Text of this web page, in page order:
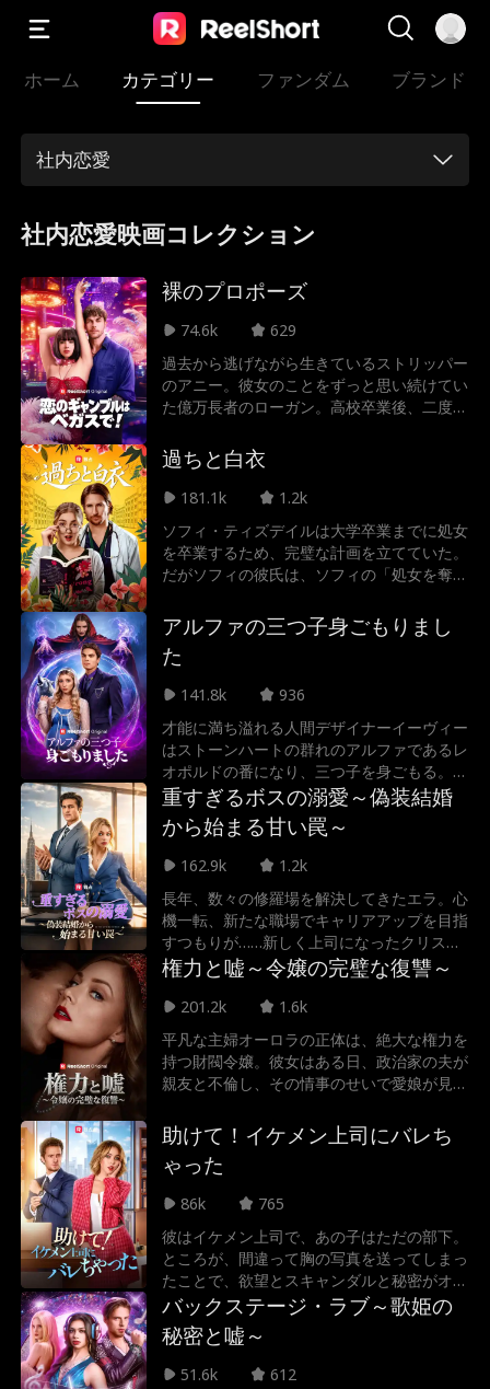
ホーム カテゴリー ファンダム ブランド
社内恋愛
社内恋愛映画コレクション
裸のプロポーズ
74.6k
629
過去から逃げながら生きているストリッパー
のアニー。彼女のことをずっと思い続けてい
た億万長者のローガン。高校卒業後、二度と
働くストリップクラブに現れてプロポーズを
してくるまでは。 二人の関係を壊してしま
う過去を隠しながら、アニーはローガンの気
過ちと白衣
181.1k
1.2k
ソフィ・ティズデイルは大学卒業までに処女
を卒業するため、完璧な計画を立てていた。
だがソフィの彼氏は、ソフィの「処女を奪え
その事実を告げてきたルークは、ソフィが働
くカフェの常連で、大学の勤務医、そしてソ
フィの担当医でもあった。 ルークに惚れて
しまったソフィと、ソフィを大切にするあま
りなかなか手を出さないルーク。二人の間に
は徐々に亀裂が生まれていき…
アルファの三つ子身ごもりまし
た
141.8k
936
才能に満ち溢れる人間デザイナーイーヴィー
はストーンハートの群れのアルファであるレ
オポルドの番になり、三つ子を身ごもる。レ
オポルドは彼女を守るため同居を強いるが、
次第に番への想いを抑えられなくなる。一
方、彼を狙う雌狼ダーリーンや、イーヴィー
を利用しようとする家族が二人に試練を与え
を守れるのか。
重すぎるボスの溺愛～偽装結婚
から始まる甘い罠～
162.9k
1.2k
長年、数々の修羅場を解決してきたエラ。心
機一転、新たな職場でキャリアアップを目指
すつもりが……新しく上司になったクリスチ
ャンの提案で、突如偽装結婚の妻役に仕立て
上げられてしまう！ただのビジネスライクな
契約だったはずが、彼の手が触れるたび、甘
いキスをされるたび、エラは抗えない熱に飲
み込まれていく。だが、彼女はまだ気づいて
いなかった。これはすべて、クリスチャンが
彼女を永遠に自分のものにするために仕掛け
ことに——
権力と嘘～令嬢の完璧な復讐～
201.2k
1.6k
平凡な主婦オーロラの正体は、絶大な権力を
持つ財閥令嬢。彼女はある日、政治家の夫が
親友と不倫し、その情事のせいで愛娘が見殺
り、彼女は完璧な復讐を開始。夫を操り密か
に離婚を成立させると、彼の選挙集会でその
醜悪な本性を大群衆に暴露！さらに自ら対立
候補として州知事選に出馬し、夫の政治生命
と野望のすべてを奪い尽くす！
助けて！イケメン上司にバレち
ゃった
86k
765
彼はイケメン上司で、あの子はただの部下。
ところが、間違って胸の写真を送ってしまっ
たことで、欲望とスキャンダルと秘密がオフ
ィスと彼女の心をめちゃくちゃにしてしまっ
た。
バックステージ・ラブ～歌姫の
秘密と嘘～
51.6k
612